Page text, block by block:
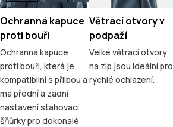
Ochranná kapuce
proti bouři
Ochranná kapuce
proti bouři, která je
kompatibilní s přilbou a
má přední a zadní
nastavení stahovací
šňůrky pro dokonalé
Větrací otvory v
podpaží
Velké větrací otvory
na zip jsou ideální pro
rychlé ochlazení.